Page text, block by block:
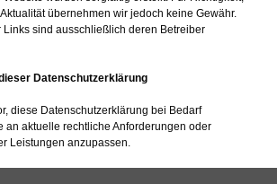
übernehmen wir jedoch keine Gewähr.
Links sind ausschließlich deren Betreiber
Datenschutzerklärung
diese Datenschutzerklärung bei Bedarf
an aktuelle rechtliche Anforderungen oder
Leistungen anzupassen.